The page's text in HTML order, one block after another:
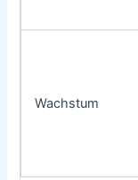
Wachstum